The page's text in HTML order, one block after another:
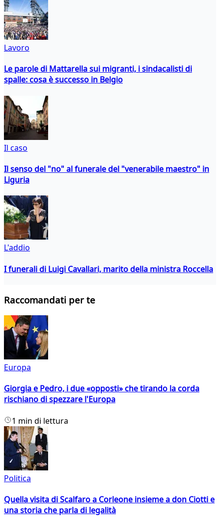
Lavoro
Le parole di Mattarella sui migranti, i sindacalisti di
spalle: cosa è successo in Belgio
Il caso
Il senso del "no" al funerale del "venerabile maestro" in
Liguria
L'addio
I funerali di Luigi Cavallari, marito della ministra Roccella
Raccomandati per te
Europa
Giorgia e Pedro, i due «opposti» che tirando la corda
rischiano di spezzare l'Europa
1 min di lettura
Politica
Quella visita di Scalfaro a Corleone insieme a don Ciotti e
una storia che parla di legalità